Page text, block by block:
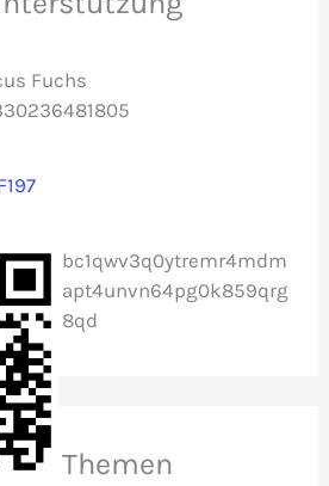
Fuchs
bc1qwv3q0ytremr4mdm
apt4unvn64pg0k859qrg
8qd
Themen